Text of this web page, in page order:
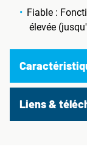
Fiable :
élevée
Liens &